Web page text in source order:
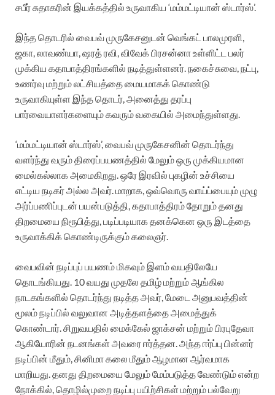
சபீர் சுதாகரின் இயக்கத்தில் உருவாகிய ‘மம்மட்டியான் ஸ்டார்ஸ்’.
இந்த தொடரில் வைபவ் முருகேசனுடன் வெங்கட் பாலமுரளி,
ஜகா, லாவண்யா, ஷரத் ரவி, விவேக் பிரசன்னா உள்ளிட்ட பலர்
முக்கிய கதாபாத்திரங்களில் நடித்துள்ளனர். நகைச்சுவை, நட்பு,
உணர்வு மற்றும் லட்சியத்தை மையமாகக் கொண்டு
உருவாகியுள்ள இந்த தொடர், அனைத்து தரப்பு
பார்வையாளர்களையும் கவரும் வகையில் அமைந்துள்ளது.
‘மம்மட்டியான் ஸ்டார்ஸ்’, வைபவ் முருகேசனின் தொடர்ந்து
வளர்ந்து வரும் திரைப்பயணத்தில் மேலும் ஒரு முக்கியமான
மைல்கல்லாக அமைகிறது. ஒரே இரவில் புகழின் உச்சியை
எட்டிய நடிகர் அல்ல அவர். மாறாக, ஒவ்வொரு வாய்ப்பையும் முழு
அர்ப்பணிப்புடன் பயன்படுத்தி, கதாபாத்திரம் தோறும் தனது
திறமையை நிரூபித்து, படிப்படியாக தனக்கென ஒரு இடத்தை
உருவாக்கிக் கொண்டிருக்கும் கலைஞர்.
வைபவின் நடிப்புப் பயணம் மிகவும் இளம் வயதிலேயே
தொடங்கியது. 10 வயது முதலே தமிழ் மற்றும் ஆங்கில
நாடகங்களில் தொடர்ந்து நடித்த அவர், மேடை அனுபவத்தின்
மூலம் நடிப்பில் வலுவான அடித்தளத்தை அமைத்துக்
கொண்டார். சிறுவயதில் மைக்கேல் ஜாக்சன் மற்றும் பிரபுதேவா
ஆகியோரின் நடனங்கள் அவரை ஈர்த்தன. அந்த ஈர்ப்பு பின்னர்
நடிப்பின் மீதும், சினிமா கலை மீதும் ஆழமான ஆர்வமாக
மாறியது. தனது திறமையை மேலும் மேம்படுத்த வேண்டும் என்ற
நோக்கில், தொழில்முறை நடிப்பு பயிற்சிகள் மற்றும் பல்வேறு